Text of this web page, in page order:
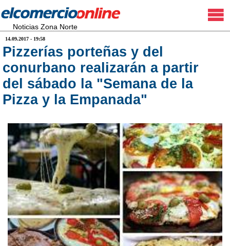
Noticias Zona Norte
14.09.2017 - 19:58
Pizzerías porteñas y del
conurbano realizarán a partir
del sábado la "Semana de la
Pizza y la Empanada"